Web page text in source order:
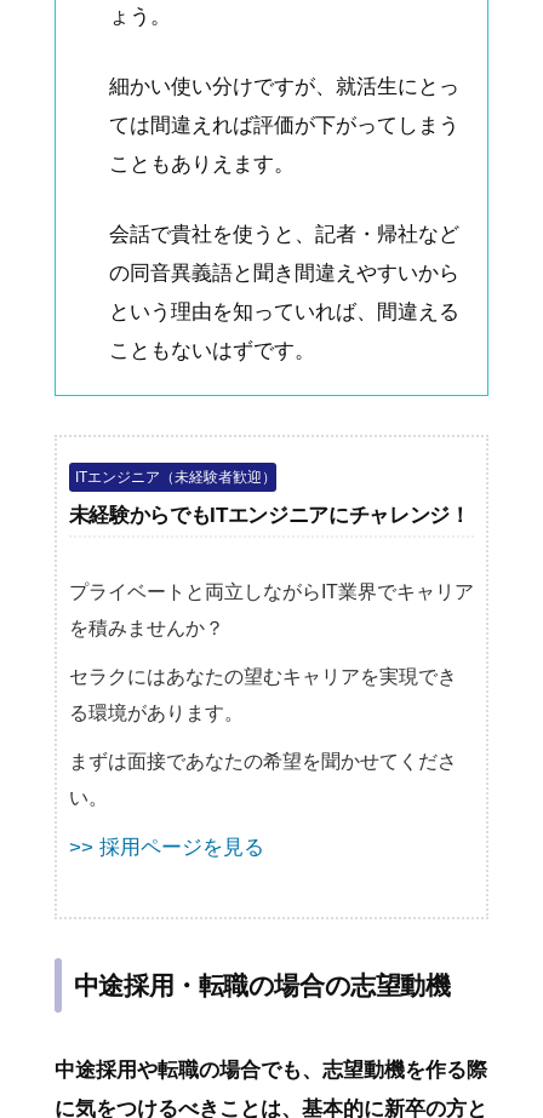
ょう。
細かい使い分けですが、就活生にとっ
ては間違えれば評価が下がってしまう
こともありえます。
会話で貴社を使うと、記者・帰社など
の同音異義語と聞き間違えやすいから
という理由を知っていれば、間違える
こともないはずです。
ITエンジニア（未経験者歓迎）
未経験からでもITエンジニアにチャレンジ！
プライベートと両立しながらIT業界でキャリア
を積みませんか？
セラクにはあなたの望むキャリアを実現でき
る環境があります。
まずは面接であなたの希望を聞かせてくださ
い。
>> 採用ページを見る
中途採用・転職の場合の志望動機
中途採用や転職の場合でも、志望動機を作る際
に気をつけるべきことは、基本的に新卒の方と